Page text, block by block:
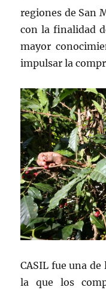
regiones de San
con la finalidad
mayor
impulsar la
CASIL fue una
la que los